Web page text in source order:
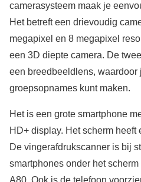
camerasysteem maak je
Het betreft een drievoudig
megapixel en 8 megapixel
een 3D diepte camera. De
een breedbeeldlens, waardoor
groepsopnames kunt maken.
Het is een grote smartphone
HD+ display. Het scherm heeft
De vingerafdrukscanner is bij
smartphones onder het